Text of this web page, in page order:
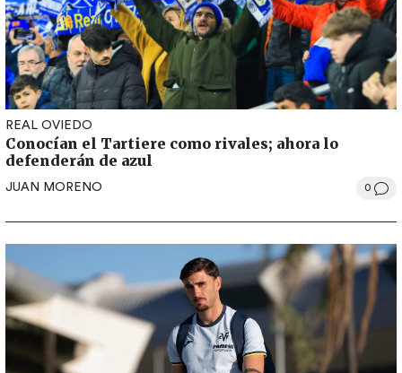
REAL OVIEDO
Conocían el Tartiere como rivales; ahora lo
defenderán de azul
JUAN MORENO 0